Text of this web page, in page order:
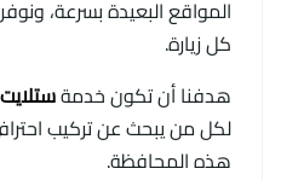
المواقع البعيدة بسرعة،
كل زيارة.
هدفنا أن تكون خدمة
لكل من يبحث عن تركيب
هذه المحافظة.